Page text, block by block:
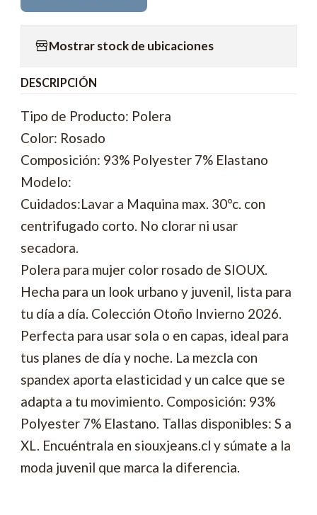
Mostrar stock de ubicaciones
DESCRIPCIÓN
Tipo de Producto: Polera
Color: Rosado
Composición: 93% Polyester 7% Elastano
Modelo:
Cuidados:Lavar a Maquina max. 30°c. con
centrifugado corto. No clorar ni usar
secadora.
Polera para mujer color rosado de SIOUX.
Hecha para un look urbano y juvenil, lista para
tu día a día. Colección Otoño Invierno 2026.
Perfecta para usar sola o en capas, ideal para
tus planes de día y noche. La mezcla con
spandex aporta elasticidad y un calce que se
adapta a tu movimiento. Composición: 93%
Polyester 7% Elastano. Tallas disponibles: S a
XL. Encuéntrala en siouxjeans.cl y súmate a la
moda juvenil que marca la diferencia.